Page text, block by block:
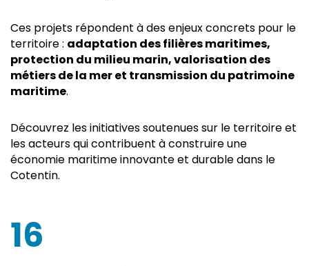
Ces projets répondent à des enjeux concrets pour le
territoire : adaptation des filières maritimes,
protection du milieu marin, valorisation des
métiers de la mer et transmission du patrimoine
maritime.
Découvrez les initiatives soutenues sur le territoire et
les acteurs qui contribuent à construire une
économie maritime innovante et durable dans le
Cotentin.
Chiffres clés
16